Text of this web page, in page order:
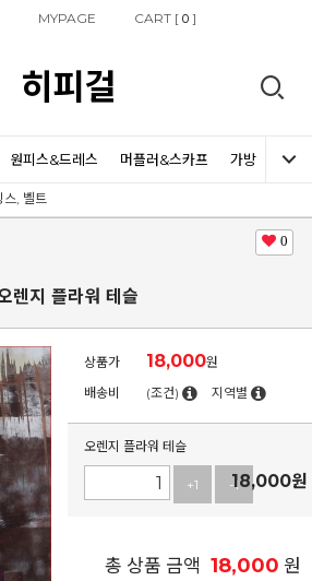
MYPAGE CART [0 ]
히피걸
원피스&드레스 머플러&스카프 가방 신발
스, 벨트
0
렌지 플라워 테슬
상품가 18,000원
배송비
(조건) 지역별
오렌지 플라워 테슬
+1 -1
18,000원
총 상품 금액 18,000 원